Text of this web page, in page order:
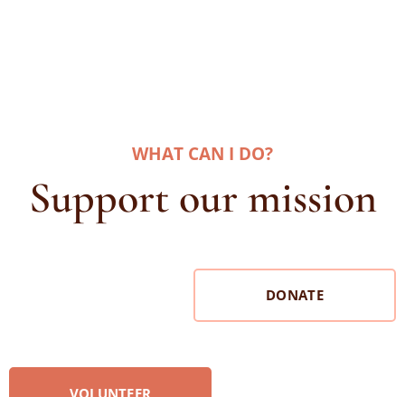
WHAT CAN I DO?
Support our mission
DONATE
VOLUNTEER